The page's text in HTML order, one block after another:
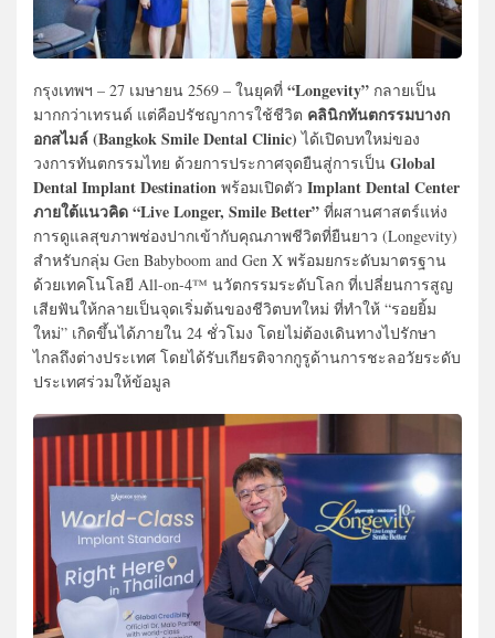
กรุงเทพฯ – 27 เมษายน 2569 – ในยุคที่ “Longevity” กลายเป็น
มากกว่าเทรนด์ แต่คือปรัชญาการใช้ชีวิต คลินิกทันตกรรมบางก
อกสไมล์ (Bangkok Smile Dental Clinic) ได้เปิดบทใหม่ของ
วงการทันตกรรมไทย ด้วยการประกาศจุดยืนสู่การเป็น Global
Dental Implant Destination พร้อมเปิดตัว Implant Dental Center
ภายใต้แนวคิด “Live Longer, Smile Better” ที่ผสานศาสตร์แห่ง
การดูแลสุขภาพช่องปากเข้ากับคุณภาพชีวิตที่ยืนยาว (Longevity)
สำหรับกลุ่ม Gen Babyboom and Gen X พร้อมยกระดับมาตรฐาน
ด้วยเทคโนโลยี All-on-4™ นวัตกรรมระดับโลก ที่เปลี่ยนการสูญ
เสียฟันให้กลายเป็นจุดเริ่มต้นของชีวิตบทใหม่ ที่ทำให้ “รอยยิ้ม
ใหม่” เกิดขึ้นได้ภายใน 24 ชั่วโมง โดยไม่ต้องเดินทางไปรักษา
ไกลถึงต่างประเทศ โดยได้รับเกียรติจากกูรูด้านการชะลอวัยระดับ
ประเทศร่วมให้ข้อมูล